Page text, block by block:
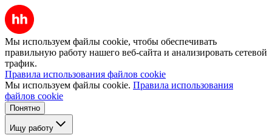
Мы используем файлы cookie, чтобы обеспечивать
правильную работу нашего веб-сайта и анализировать сетевой
трафик.
Правила использования файлов cookie
Мы используем файлы cookie. Правила использования
файлов cookie
Понятно
Ищу работу